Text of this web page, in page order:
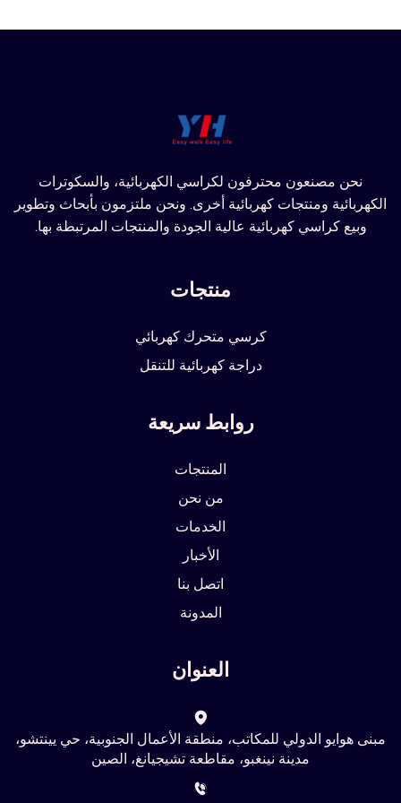
نحن مصنعون محترفون لكراسي الكهربائية، والسكوترات
الكهربائية ومنتجات كهربائية أخرى. ونحن ملتزمون بأبحاث وتطوير
وبيع كراسي كهربائية عالية الجودة والمنتجات المرتبطة بها.
منتجات
كرسي متحرك كهربائي
دراجة كهربائية للتنقل
روابط سريعة
المنتجات
من نحن
الخدمات
الأخبار
اتصل بنا
المدونة
العنوان
مبنى هوايو الدولي للمكاتب، منطقة الأعمال الجنوبية، حي يينتشو،
مدينة نينغبو، مقاطعة تشيجيانغ، الصين